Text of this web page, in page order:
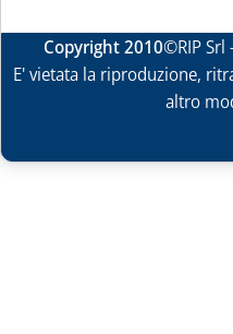
Copyright 2010©RIP Srl
E' vietata la riproduzione,
altro